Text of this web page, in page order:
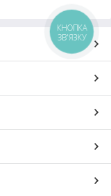
КНОПКА
ЗВ'ЯЗКУ